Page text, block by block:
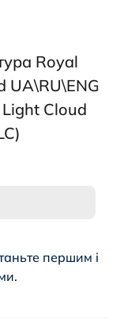
Royal
UA\RU\ENG
Cloud
першим і